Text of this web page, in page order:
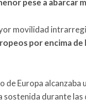
pese a abarcar
movilidad
por encima
Europa alcanzaba
durante